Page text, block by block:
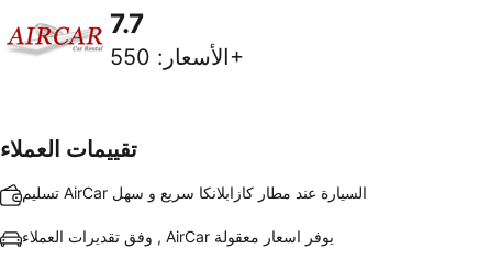
7.7
الأسعار : 550+
تقييمات العملاء
تسليم AirCar السيارة عند مطار كازابلانكا سريع و سهل
وفق تقديرات العملاء , AirCar يوفر اسعار معقولة